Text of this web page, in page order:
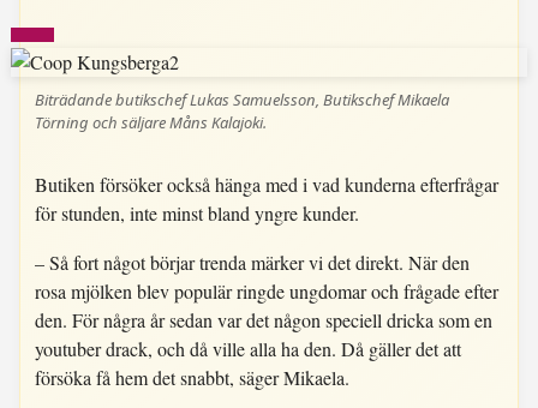
Biträdande butikschef Lukas Samuelsson, Butikschef Mikaela
Törning och säljare Måns Kalajoki.
Butiken försöker också hänga med i vad kunderna efterfrågar
för stunden, inte minst bland yngre kunder.
– Så fort något börjar trenda märker vi det direkt. När den
rosa mjölken blev populär ringde ungdomar och frågade efter
den. För några år sedan var det någon speciell dricka som en
youtuber drack, och då ville alla ha den. Då gäller det att
försöka få hem det snabbt, säger Mikaela.